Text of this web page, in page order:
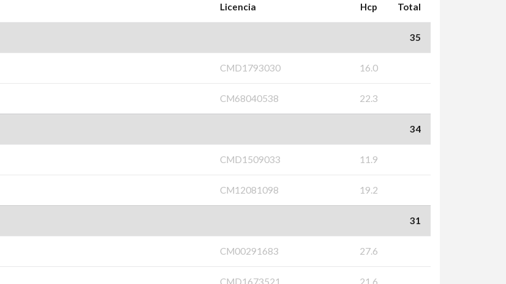
Licencia Hcp Total
35
CMD1793030 16.0
CM68040538 22.3
34
CMD1509033 11.9
CM12081098 19.2
31
CM00291683 27.6
CMD1673521 21.6